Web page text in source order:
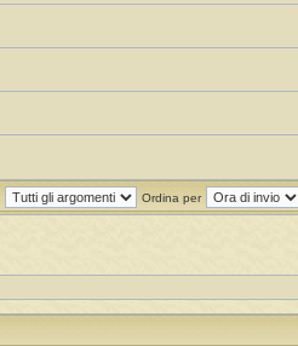
Ordina per